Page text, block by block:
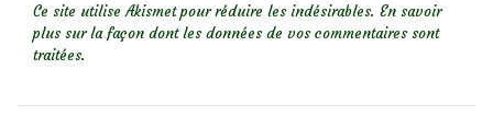
Ce site utilise Akismet pour réduire les indésirables. En savoir
plus sur la façon dont les données de vos commentaires sont
traitées.